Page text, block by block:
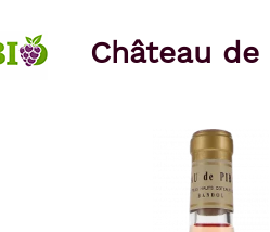
Château de